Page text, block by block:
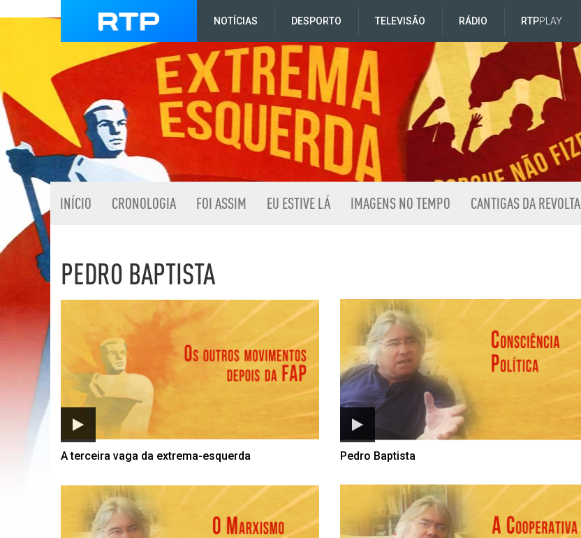
NOTÍCIAS DESPORTO TELEVISÃO RÁDIO RTPPLAY
INÍCIO CRONOLOGIA FOI ASSIM EU ESTIVE LÁ IMAGENS NO TEMPO CANTIGAS DA REVOLTA
PEDRO BAPTISTA
Listagem de Pedro Baptista da Extrema Esquerda
A terceira vaga da extrema-esquerda Pedro Baptista